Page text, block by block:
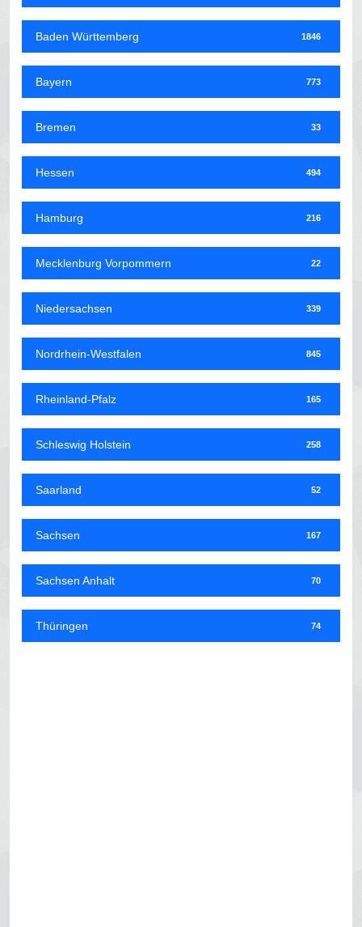
Baden Württemberg 1846
Bayern 773
Bremen 33
Hessen 494
Hamburg 216
Mecklenburg Vorpommern 22
Niedersachsen 339
Nordrhein-Westfalen 845
Rheinland-Pfalz 165
Schleswig Holstein 258
Saarland 52
Sachsen 167
Sachsen Anhalt 70
Thüringen 74